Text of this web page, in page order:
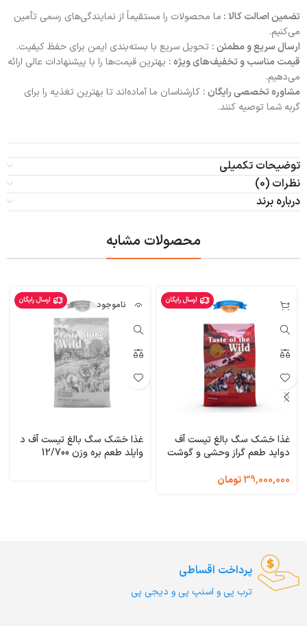
تضمین اصالت کالا : ما محصولات را مستقیماً از نمایندگی‌های رسمی تأمین
می‌کنیم.
ارسال سریع و مطمئن : تحویل سریع با بسته‌بندی ایمن برای حفظ کیفیت.
قیمت مناسب و تخفیف‌های ویژه : بهترین قیمت‌ها را با پیشنهادات عالی ارائه
می‌دهیم.
مشاوره تخصصی رایگان : کارشناسان ما آماده‌اند تا بهترین تغذیه را برای
گربه شما توصیه کنند.
توضیحات تکمیلی
نظرات (0)
درباره برند
محصولات مشابه
ارسال رایگان
غذا خشک سگ بالغ تیست آف
دواید طعم گراز وحشی و گوشت
Taste of the Wild
39,000,000تومان
ناموجود ارسال رایگان
غذا خشک سگ بالغ تیست آف د
وایلد طعم بره وزن 12/700
پرداخت اقساطی
ترب‌ پی و اسنپ پی و دیجی پی